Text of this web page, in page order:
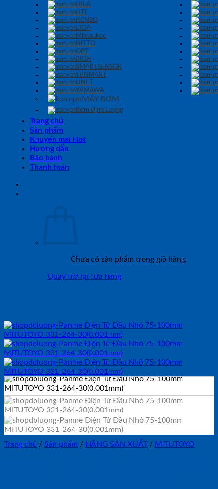
HILA
HTI
KENBO
LIOA
Milwaukee
NITTO
OPT
RION
SMARTSENSOR
TENMART
UNI-T
YAMAWA
MÁY BƠM
Bơm Định Lượng
Trang chủ
Sản phẩm
Khuyến mãi Hot
Hướng dẫn
Bảo hành
Thanh toán
Chưa có sản phẩm trong giỏ hàng.
Quay trở lại cửa hàng
Trang chủ / Sản phẩm / HÃNG SẢN XUẤT / MITUTOYO